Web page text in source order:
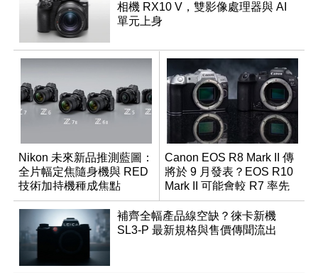
相機 RX10 V，雙影像處理器與 AI
單元上身
Nikon 未來新品推測藍圖：
全片幅定焦隨身機與 RED
技術加持機種成焦點
Canon EOS R8 Mark II 傳
將於 9 月發表？EOS R10
Mark II 可能會較 R7 率先
推出
補齊全幅產品線空缺？徠卡新機
SL3-P 最新規格與售價傳聞流出